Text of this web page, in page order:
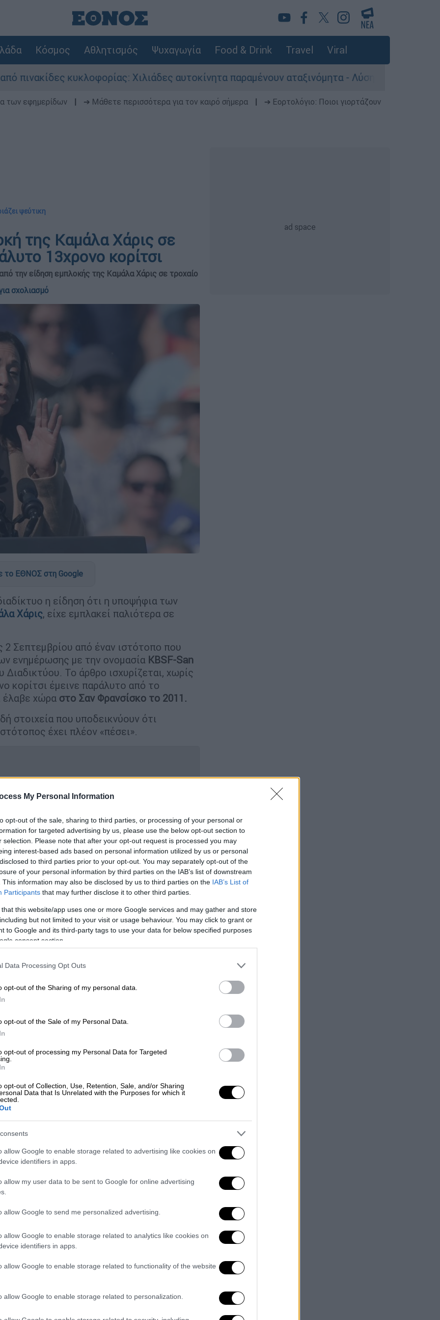
My Personal Information
opt-out of the sale, sharing to third parties, or processing of your personal or
for targeted advertising by us, please use the below opt-out section to
selection. Please note that after your opt-out request is processed you may
interest-based ads based on personal information utilized by us or personal
to third parties prior to your opt-out. You may separately opt-out of the
of your personal information by third parties on the IAB’s list of downstream
This information may also be disclosed by us to third parties on the IAB’s List of
Participants that may further disclose it to other third parties.
that this website/app uses one or more Google services and may gather and store
but not limited to your visit or usage behaviour. You may click to grant or
to Google and its third-party tags to use your data for below specified purposes
consent section.
Data Processing Opt Outs
opt-out of the Sharing of my personal data.
opt-out of the Sale of my Personal Data.
opt-out of processing my Personal Data for Targeted
opt-out of Collection, Use, Retention, Sale, and/or Sharing
Data that Is Unrelated with the Purposes for which it
allow Google to enable storage related to advertising like cookies on
identifiers in apps.
allow my user data to be sent to Google for online advertising
allow Google to send me personalized advertising.
allow Google to enable storage related to analytics like cookies on
identifiers in apps.
allow Google to enable storage related to functionality of the website
allow Google to enable storage related to personalization.
Κόσμος Αθλητισμός Ψυχαγωγία Food & Drink Travel Viral
κυκλοφορίας: Χιλιάδες αυτοκίνητα παραμένουν αταξινόμητα - Λύση αναζητά το υπουργείο
των εφημερίδων ➔ Μάθετε περισσότερα για τον καιρό σήμερα
➔ Εορτολόγιο: Ποιοι γιορτάζουν
ψεύτικη
της Καμάλα Χάρις σε
13χρονο κορίτσι
την είδηση εμπλοκής της Καμάλα Χάρις σε τροχαίο
σχολιασμό
το ΕΘΝΟΣ στη Google
η είδηση ότι η υποψήφια των
Χάρις, είχε εμπλακεί παλιότερα σε
2 Σεπτεμβρίου από έναν ιστότοπο που
ενημέρωσης με την ονομασία KBSF-San
Διαδικτύου. Το άρθρο ισχυρίζεται, χωρίς
κορίτσι έμεινε παράλυτο από το
έλαβε χώρα στο Σαν Φρανσίσκο το 2011.
στοιχεία που υποδεικνύουν ότι
έχει πλέον «πέσει».
των Αρχών ο 14χρονος δράστης -
από ένα πεντάλεπτο βίντεο –
προσδιορίζεται ως η 26χρονη σήμερα
παράλυτη.
την ταυτότητά της ή το αν είναι
από τη μέση και πάνω σε άγνωστη
και ως Alisha και ως Alicia, χωρίς
από αυτοκίνητο ενώ διέσχιζε
της, στο Σαν Φρανσίσκο και αργότερα
κανένα στοιχείο, ότι το άτομο που
γυναίκα αυτή έχει υποβληθεί
δύο ακτινογραφίες.
τα στοιχεία καταχώρισης του ιστότοπου,
τις τελευταίες εβδομάδες –
ενός ειδησεογραφικού πρακτορείου
οποία εμφανίζεται και στο βίντεο, δείχνει
αυτοκινήτου και κάτι που μοιάζει με
να στέκονται στην άκρη
έψαξε για προηγούμενες εκδόσεις της
αντίστροφης αναζήτησης
αναρτηθεί σε μια είδηση σχετικά με
το 2018
βίντεο. Χρησιμοποιώντας και πάλι την
ότι οι εικόνες αυτές έχουν
που δημοσιεύτηκαν το 2010 και το 2017.